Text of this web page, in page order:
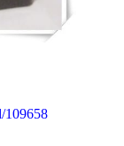
109658